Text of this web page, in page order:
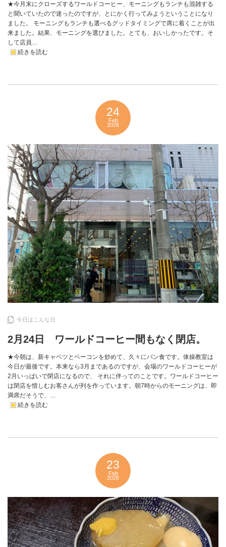
★今月末にクローズするワールドコーヒー、モーニングもランチも混雑する
と聞いていたので迷ったのですが、とにかく行ってみようということになり
ました。 モーニングもランチも選べるグッドタイミングで席に着くことが出
来ました。結果、モーニングを選びました。とても、おいしかったです。そ
して店員…
続きを読む
24
Feb
2026
今日はこんな日
2月24日 ワールドコーヒー間もなく閉店。
★今朝は、新キャベツとベーコンを炒めて、久々にパン食です。体操教室は
今日が最後です。本来なら3月まであるのですが、会場のワールドコーヒーが
2月いっぱいで閉店になるので、 それに伴ってのことです。ワールドコーヒー
は閉店を惜しむお客さんが列を作っています。朝7時からのモーニングは、即
満席だそうで、…
続きを読む
23
Feb
2026